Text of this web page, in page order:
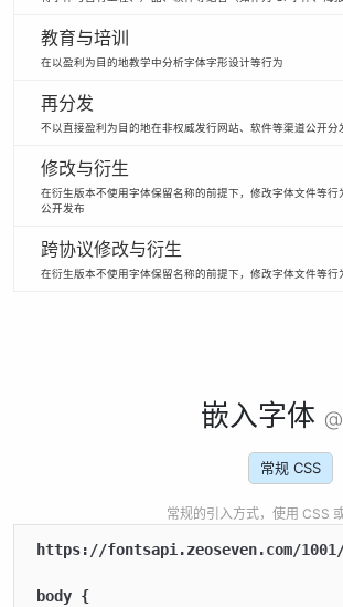
教育与培训
在以盈利为目的地教学中分析字体字形设计等行为
再分发
不以直接盈利为目的地在非权威发行网站、软件等渠道公开分
修改与衍生
在衍生版本不使用字体保留名称的前提下，修改字体文件等行
公开发布
跨协议修改与衍生
在衍生版本不使用字体保留名称的前提下，修改字体文件等行
嵌入字体
常规 CSS
常规的引入方式，使用 CSS
https://fontsapi.zeoseven.com/
body {